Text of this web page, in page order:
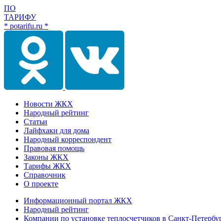
ПО
ТАРИФУ
* potarifu.ru *
Новости ЖКХ
Народный рейтинг
Статьи
Лайфхаки для дома
Народный корреспондент
Правовая помощь
Законы ЖКХ
Тарифы ЖКХ
Справочник
О проекте
Информационный портал ЖКХ
Народный рейтинг
Компании по установке теплосчетчиков в Санкт-